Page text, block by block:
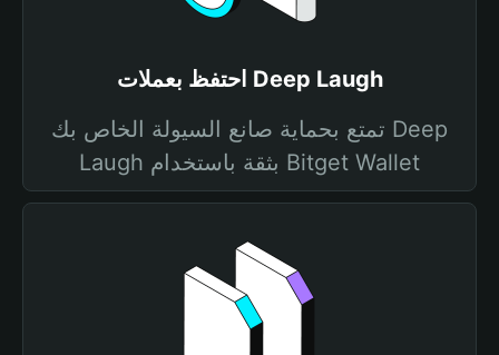
احتفظ بعملات Deep Laugh
تمتع بحماية صانع السيولة الخاص بك Deep
Laugh بثقة باستخدام Bitget Wallet